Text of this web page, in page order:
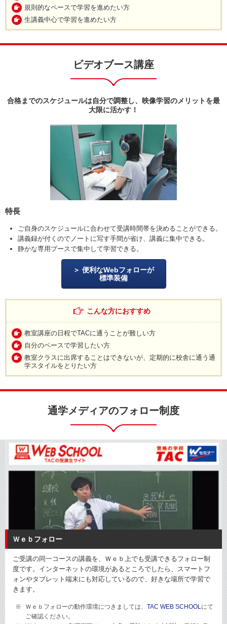
規則的なペースで学習を進めたい方
生講義中心で学習を進めたい方
ビデオブース講座
合格までのスケジュールは自分で調整し、映像学習のメリットを最
大限に活かす！
特長
ご自身のスケジュールに合わせて受講時間帯を決めることができる。
講義録が付くのでノートに写す手間が省け、講義に集中できる。
静かな専用ブースで集中して学習できる。
便利なWebフォローが
標準装備
こんな方におすすめ
教室講座の日程でTACに通うことが難しい方
自分のペースで学習したい方
教室クラスに出席することはできないが、定期的に校舎に通う通
学スタイルをとりたい方
通学メディアのフォロー制度
Ｗｅｂフォロー
ご受講の同一コースの講義を、Ｗｅｂ上でも受講できるフォロー制
度です。インターネットの環境があるところでしたら、スマートフ
ォンやタブレット端末にも対応しているので、好きな場所で学習で
きます。
Ｗｅｂフォローの動作環境につきましては、 TAC WEB SCHOOLにて
ご確認ください。